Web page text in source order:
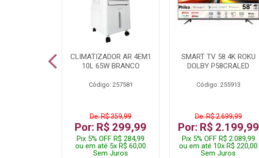
CLIMATIZADOR AR 4EM1
10L 65W BRANCO
Código: 257581
De: R$ 359,99
Por: R$ 299,99
Pix 5% OFF R$ 284,99
ou em até 5x R$ 60,00
Sem Juros
SMART TV 58 4K ROKU
DOLBY P58CRALED
Código: 255913
De: R$ 2.699,99
Por: R$ 2.199,99
Pix 5% OFF R$ 2.089,99
ou em até 10x R$ 220,00
Sem Juros